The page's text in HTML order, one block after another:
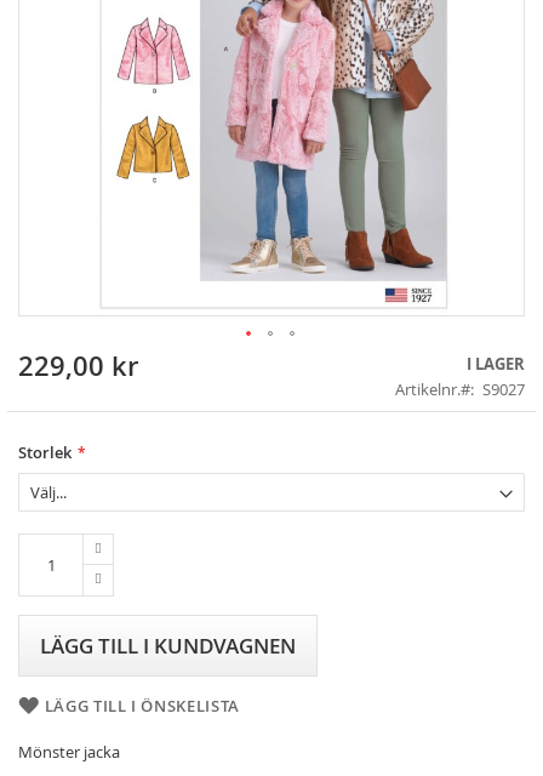
Skip
the
of
the
images
gallery
229,00 kr
I LAGER
Artikelnr.
S9027
Storlek
LÄGG TILL I KUNDVAGNEN
LÄGG TILL I ÖNSKELISTA
Mönster jacka